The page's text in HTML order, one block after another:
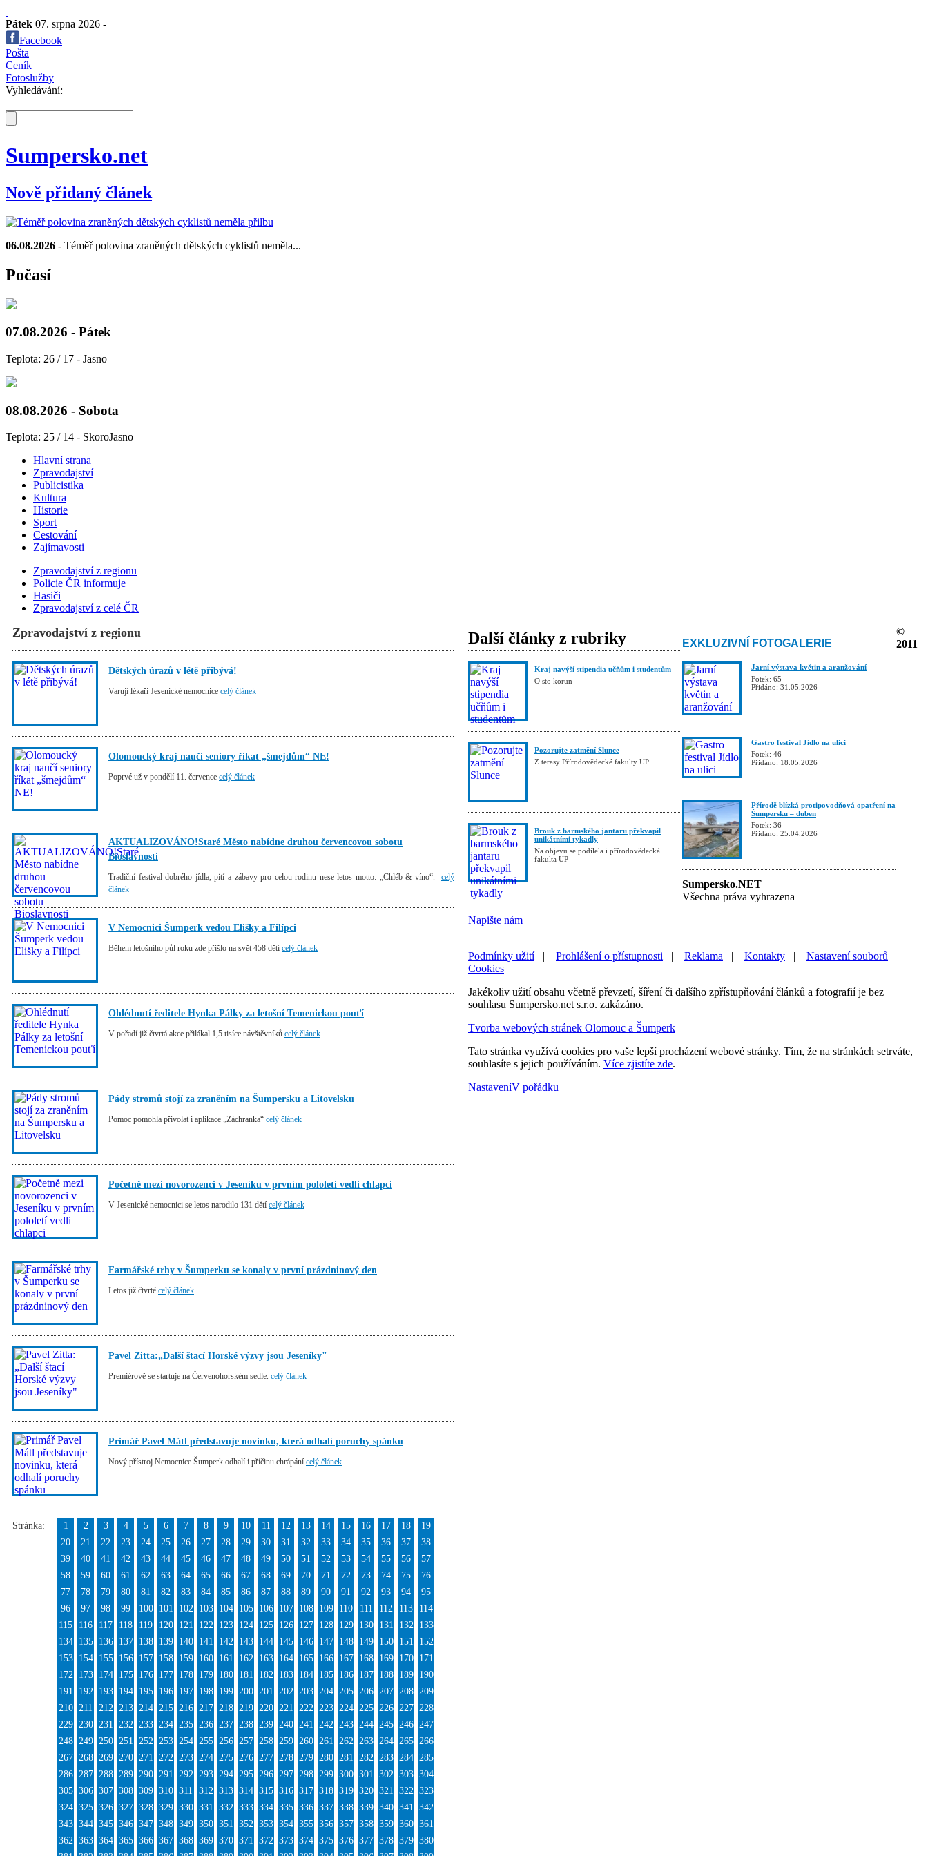
Pátek 07. srpna 2026 -
Facebook
Pošta
Ceník
Fotoslužby
Vyhledávání:
Sumpersko.net
Nově přidaný článek
06.08.2026 - Téměř polovina zraněných dětských cyklistů neměla...
Počasí
07.08.2026 - Pátek
Teplota: 26 / 17 - Jasno
08.08.2026 - Sobota
Teplota: 25 / 14 - SkoroJasno
Hlavní strana
Zpravodajství
Publicistika
Kultura
Historie
Sport
Cestování
Zajímavosti
Zpravodajství z regionu
Policie ČR informuje
Hasiči
Zpravodajství z celé ČR
Zpravodajství z regionu
Dětských úrazů v létě přibývá!
Varují lékaři Jesenické nemocnice celý článek
Olomoucký kraj naučí seniory říkat „šmejdům“ NE!
Poprvé už v pondělí 11. července celý článek
AKTUALIZOVÁNO!Staré Město nabídne druhou červencovou sobotu
Bioslavnosti
Tradiční festival dobrého jídla, pití a zábavy pro celou rodinu nese letos motto: „Chléb & víno“. celý
článek
V Nemocnici Šumperk vedou Elišky a Filípci
Během letošního půl roku zde přišlo na svět 458 dětí celý článek
Ohlédnutí ředitele Hynka Pálky za letošní Temenickou pouťí
V pořadí již čtvrtá akce přilákal 1,5 tisíce návštěvníků celý článek
Pády stromů stojí za zraněním na Šumpersku a Litovelsku
Pomoc pomohla přivolat i aplikace „Záchranka“ celý článek
Početně mezi novorozenci v Jeseníku v prvním pololetí vedli chlapci
V Jesenické nemocnici se letos narodilo 131 dětí celý článek
Farmářské trhy v Šumperku se konaly v první prázdninový den
Letos již čtvrté celý článek
Pavel Zitta:„Další štací Horské výzvy jsou Jeseníky"
Premiérově se startuje na Červenohorském sedle. celý článek
Primář Pavel Mátl představuje novinku, která odhalí poruchy spánku
Nový přístroj Nemocnice Šumperk odhalí i příčinu chrápání celý článek
Stránka: 1 2 3 4 5 6 7 8 9 10 11 12 13 14 15 16 17 18
19
20
21 22 23 24 25 26 27 28 29 30 31 32 33 34 35 36 37
38
39
40 41 42 43 44 45 46 47 48 49 50 51 52 53 54 55 56
57
58
59 60 61 62 63 64 65 66 67 68 69 70 71 72 73 74 75
76
77
78 79 80 81 82 83 84 85 86 87 88 89 90 91 92 93 94
95
96
97 98 99 100 101 102 103 104 105 106 107 108 109 110 111 112 113
114
115
116 117 118 119 120 121 122 123 124 125 126 127 128 129 130 131 132
133
134
135 136 137 138 139 140 141 142 143 144 145 146 147 148 149 150 151
152
153
154 155 156 157 158 159 160 161 162 163 164 165 166 167 168 169 170
171
172
173 174 175 176 177 178 179 180 181 182 183 184 185 186 187 188 189
190
191
192 193 194 195 196 197 198 199 200 201 202 203 204 205 206 207 208 209
210 211 212 213 214 215 216 217 218 219 220 221 222 223 224 225 226 227 228
229 230 231 232 233 234 235 236 237 238 239 240 241 242 243 244 245 246 247
248 249 250 251 252 253 254 255 256 257 258 259 260 261 262 263 264 265 266
267 268 269 270 271 272 273 274 275 276 277 278 279 280 281 282 283 284 285
286 287 288 289 290 291 292 293 294 295 296 297 298 299 300 301 302 303 304
305 306 307 308 309 310 311 312 313 314 315 316 317 318 319 320 321 322 323
324 325 326 327 328 329 330 331 332 333 334 335 336 337 338 339 340 341 342
343 344 345 346 347 348 349 350 351 352 353 354 355 356 357 358 359 360 361
362 363 364 365 366 367 368 369 370 371 372 373 374 375 376 377 378 379 380
Další články z rubriky
Kraj navýší stipendia učňům i studentům
O sto korun
Pozorujte zatmění Slunce
Z terasy Přírodovědecké fakulty UP
Brouk z barmského jantaru překvapil
unikátními tykadly
Na objevu se podílela i přírodovědecká
fakulta UP
EXKLUZIVNÍ FOTOGALERIE
Jarní výstava květin a aranžování
Fotek: 65
Přidáno: 31.05.2026
Gastro festival Jídlo na ulici
Fotek: 46
Přidáno: 18.05.2026
Přírodě blízká protipovodňová opatření na
Šumpersku – duben
Fotek: 36
Přidáno: 25.04.2026
©
2011
Sumpersko.NET
Všechna práva vyhrazena
Napište nám
Podmínky užití Prohlášení o přístupnosti Reklama Kontakty
Nastavení souborů
Cookies
Jakékoliv užití obsahu včetně převzetí, šíření či dalšího zpřístupňování článků a fotografií je bez
souhlasu Sumpersko.net s.r.o. zakázáno.
Tvorba webových stránek Olomouc a Šumperk
Tato stránka využívá cookies pro vaše lepší procházení webové stránky. Tím, že na stránkách setrváte,
souhlasíte s jejich používáním. Více zjistíte zde.
NastaveníV pořádku